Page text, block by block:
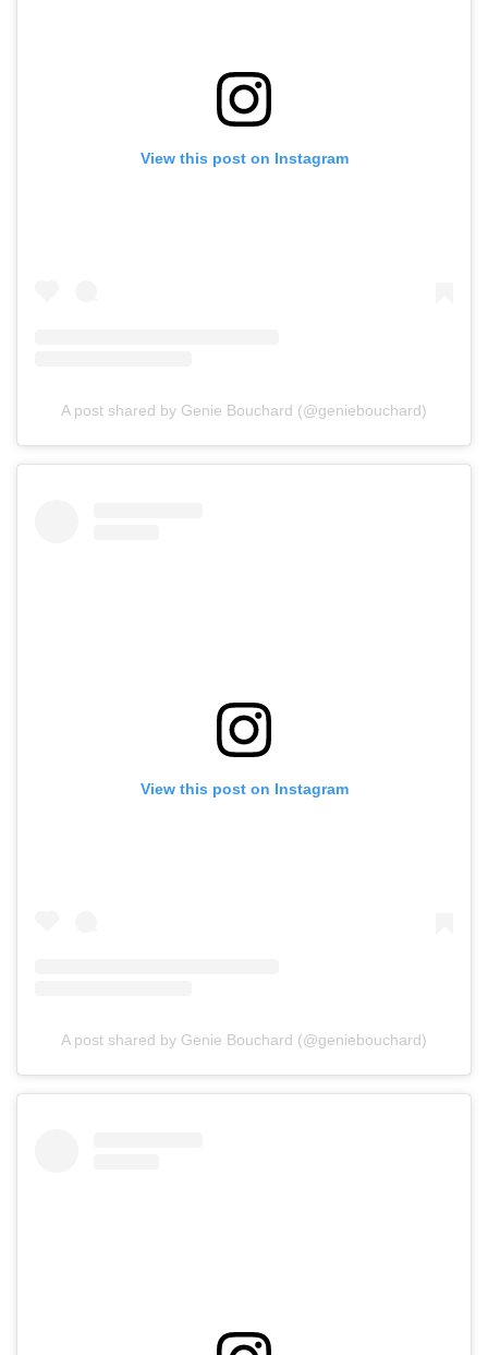
View this post on Instagram
A post shared by Genie Bouchard (@geniebouchard)
View this post on Instagram
A post shared by Genie Bouchard (@geniebouchard)